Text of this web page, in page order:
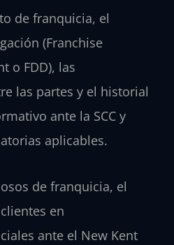
de franquicia, el
(Franchise
o FDD), las
las partes y el historial
ante la SCC y
aplicables.
de franquicia, el
en
ante el New Kent